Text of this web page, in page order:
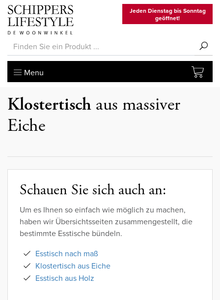
Jeden Dienstag bis Sonntag
geöffnet!
Menu
Klostertisch aus massiver
Eiche
Schauen Sie sich auch an:
Um es Ihnen so einfach wie möglich zu machen,
haben wir Übersichtsseiten zusammengestellt, die
bestimmte Esstische bündeln.
Esstisch nach maß
Klostertisch aus Eiche
Esstisch aus Holz